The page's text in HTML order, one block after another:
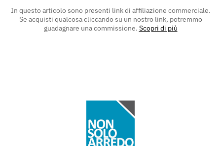
In questo articolo sono presenti link di affiliazione commerciale.
Se acquisti qualcosa cliccando su un nostro link, potremmo
guadagnare una commissione. Scopri di più